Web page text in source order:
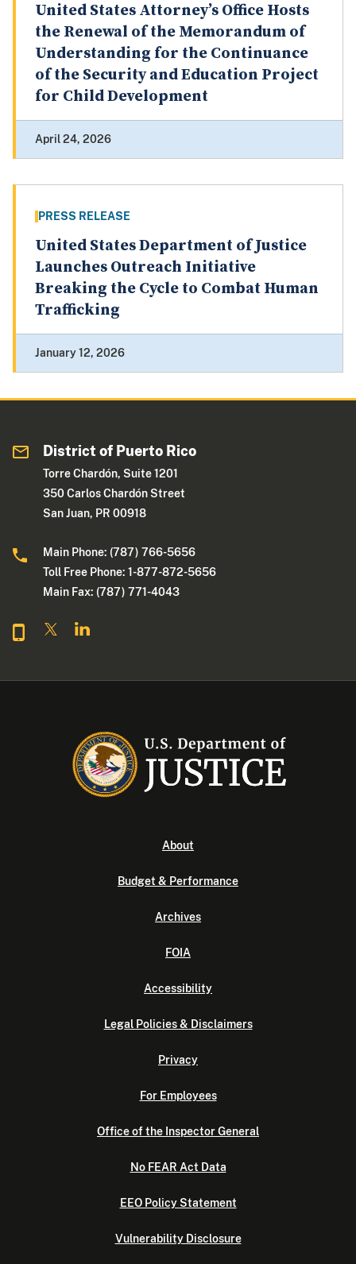
United States Attorney’s Office Hosts
the Renewal of the Memorandum of
Understanding for the Continuance
of the Security and Education Project
for Child Development
April 24, 2026
PRESS RELEASE
United States Department of Justice
Launches Outreach Initiative
Breaking the Cycle to Combat Human
Trafficking
January 12, 2026
District of Puerto Rico
Torre Chardón, Suite 1201
350 Carlos Chardón Street
San Juan, PR 00918
Main Phone: (787) 766-5656
Toll Free Phone: 1-877-872-5656
Main Fax: (787) 771-4043
About
Budget & Performance
Archives
FOIA
Accessibility
Legal Policies & Disclaimers
Privacy
For Employees
Office of the Inspector General
No FEAR Act Data
EEO Policy Statement
Vulnerability Disclosure